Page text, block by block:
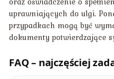
uprawniających do ulgi.
przypadkach mogą być
dokumenty potwierdzające
FAQ – najczęściej